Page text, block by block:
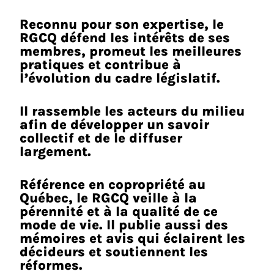
Reconnu pour son expertise, le
RGCQ défend les intérêts de ses
membres, promeut les meilleures
pratiques et contribue à
l’évolution du cadre législatif.
Il rassemble les acteurs du milieu
afin de développer un savoir
collectif et de le diffuser
largement.
Référence en copropriété au
Québec, le RGCQ veille à la
pérennité et à la qualité de ce
mode de vie. Il publie aussi des
mémoires et avis qui éclairent les
décideurs et soutiennent les
réformes.